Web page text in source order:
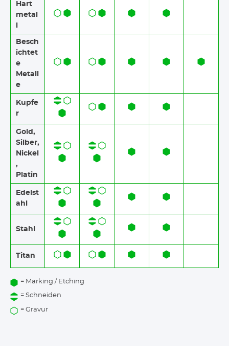
Hart
metal
Besch
ichtet
e
Metall
e
Kupfe
r
Gold,
Silber,
Nickel
,
Platin
Edelst
ahl
Stahl
Titan
= Marking / Etching
= Schneiden
= Gravur